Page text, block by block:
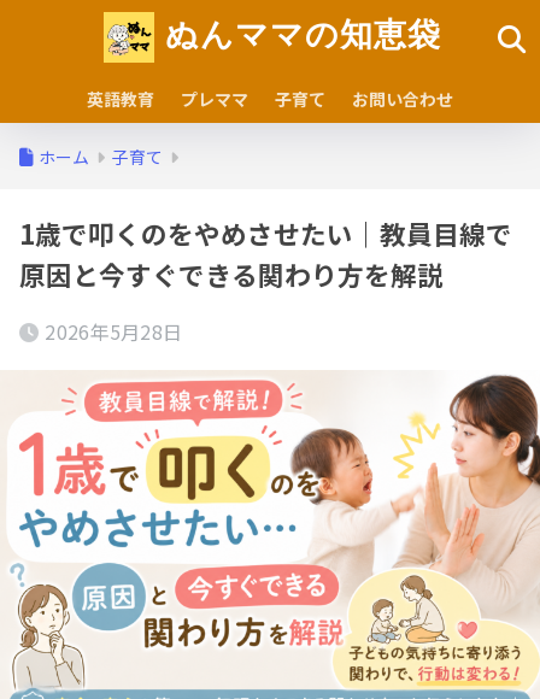
ぬんママの知恵袋
英語教育 プレママ 子育て お問い合わせ
ホーム 子育て
1歳で叩くのをやめさせたい｜教員目線で
原因と今すぐできる関わり方を解説
2026年5月28日